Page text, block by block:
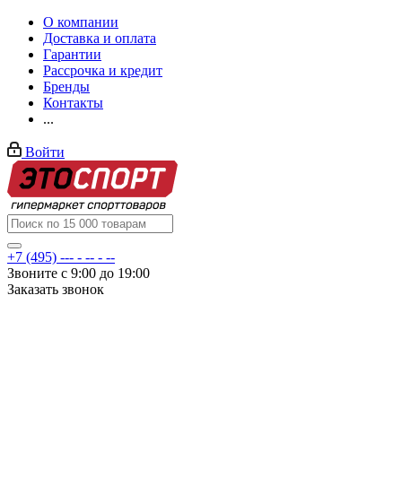
О компании
Доставка и оплата
Гарантии
Рассрочка и кредит
Бренды
Контакты
...
Войти
+7 (495) --- - -- - --
Звоните с 9:00 до 19:00
Заказать звонок